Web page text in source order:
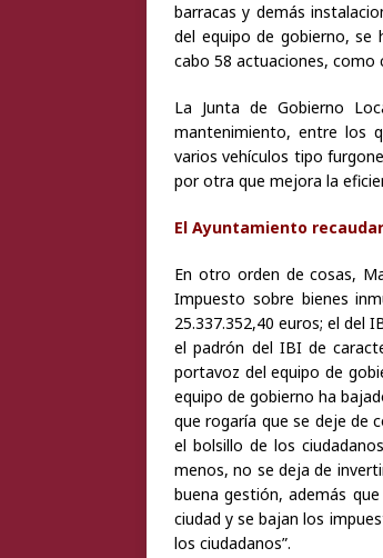
barracas y demás
del equipo de gobierno, se
cabo 58 actuaciones, como
La Junta de Gobierno
mantenimiento, entre los
varios vehículos tipo
por otra que mejora la
El Ayuntamiento
En otro orden de cosas,
Impuesto sobre bienes
25.337.352,40 euros; el del
el padrón del IBI de
portavoz del equipo de
equipo de gobierno ha
que rogaría que se deje de
el bolsillo de los
menos, no se deja de
buena gestión, además
ciudad y se bajan los
los ciudadanos”.